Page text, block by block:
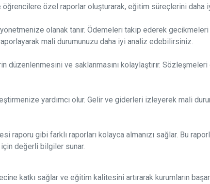
özel raporlar oluşturarak, eğitim süreçlerini daha
olanak tanır. Ödemeleri takip ederek
mali durumunuzu daha iyi analiz edebilirsiniz.
düzenlenmesini ve saklanmasını kolaylaştırır.
yardımcı olur. Gelir ve giderleri izleyerek mali
raporu gibi farklı raporları kolayca almanızı sağlar. Bu
değerli bilgiler sunar.
katkı sağlar ve eğitim kalitesini artırarak kurumların